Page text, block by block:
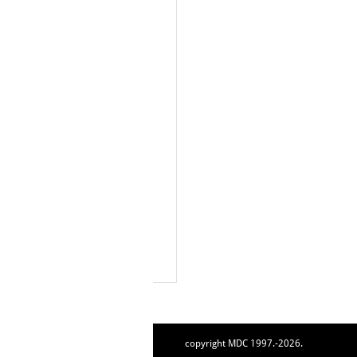
copyright MDC 1997.-2026.